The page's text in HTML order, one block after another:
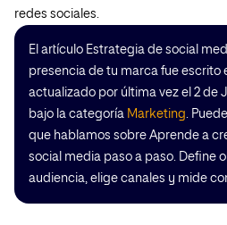
redes sociales.
El artículo Estrategia de social
presencia de tu marca fue escrito
actualizado por última vez el 2 de
bajo la categoría Marketing.
que hablamos sobre Aprende a
social media paso a paso. Define
audiencia, elige canales y mide